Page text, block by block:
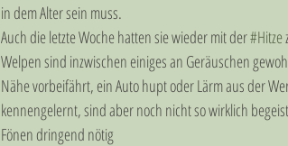
in dem Alter sein muss.
Auch die letzte Woche hatten sie wieder mit der #Hitze
Welpen sind inzwischen einiges an Geräuschen
Nähe vorbeifährt, ein Auto hupt oder Lärm aus der
kennengelernt, sind aber noch nicht so wirklich
Fönen dringend nötig